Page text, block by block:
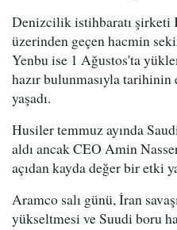
Denizcilik istihbaratı şirketi
üzerinden geçen hacmin
Yenbu ise 1 Ağustos'ta
hazır bulunmasıyla
yaşadı.
Husiler temmuz ayında
aldı ancak CEO Amin
açıdan kayda değer bir etki
Aramco salı günü, İran
yükseltmesi ve Suudi boru